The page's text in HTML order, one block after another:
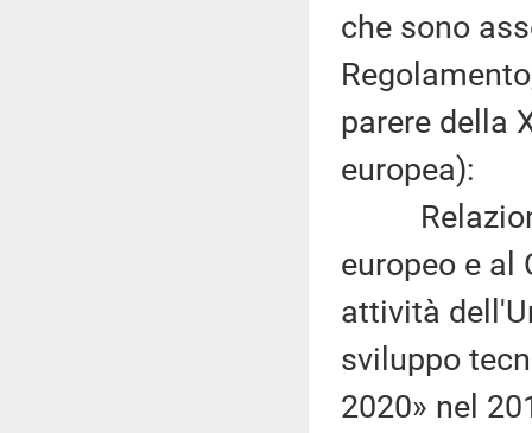
che sono
parere della
europea):
Relazione
europeo e al
attività
sviluppo
2020» nel